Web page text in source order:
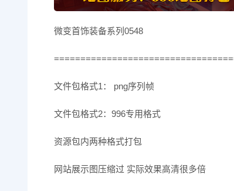
微变首饰装备系列0548
文件包格式1： png序列帧
文件包格式2：996专用格式
资源包内两种格式打包
网站展示图压缩过 实际效果高清很多倍